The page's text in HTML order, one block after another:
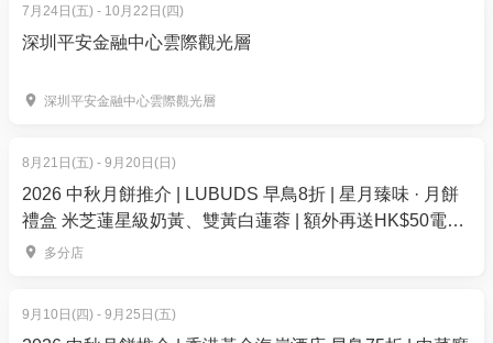
價錢：$894/4位 | 原價$1,192 | 人均$223.5
星期一至五晚餐時段：18:00-21:00
《輕鬆嚐韓風— 90分鐘自助餐》
價錢：$261位 | 原價$308
價錢：$278位 | 原價$328
7月24日(五) - 10月22日(四)
深圳平安金融中心雲際觀光層
深圳平安金融中心雲際觀光層
8月21日(五) - 9月20日(日)
2026 中秋月餅推介 | LUBUDS 早鳥8折 | 星月臻味 · 月餅
禮盒 米芝蓮星級奶黃、雙黃白蓮蓉 | 額外再送HK$50電子
餐飲優惠券
多分店
9月10日(四) - 9月25日(五)